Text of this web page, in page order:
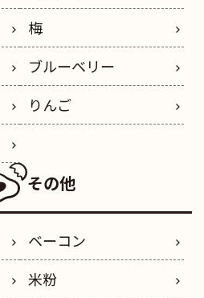
梅
ブルーベリー
りんご
その他
ベーコン
米粉